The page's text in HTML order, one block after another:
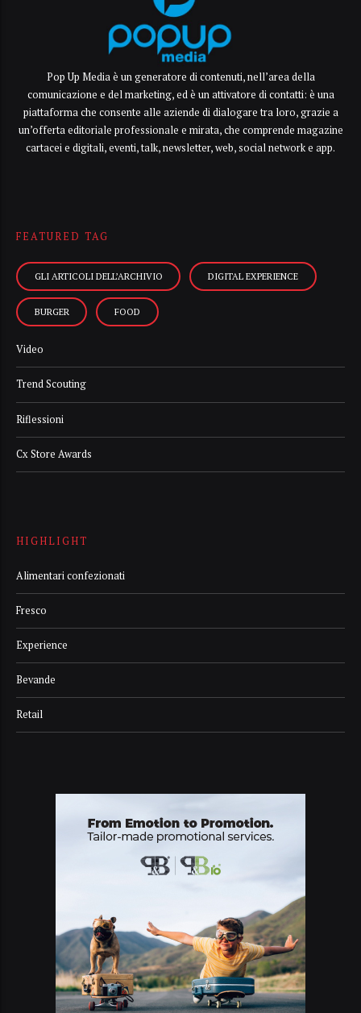
Pop Up Media è un generatore di contenuti, nell’area della
comunicazione e del marketing, ed è un attivatore di contatti: è una
piattaforma che consente alle aziende di dialogare tra loro, grazie a
un’offerta editoriale professionale e mirata, che comprende magazine
cartacei e digitali, eventi, talk, newsletter, web, social network e app.
FEATURED TAG
GLI ARTICOLI DELL’ARCHIVIO DIGITAL EXPERIENCE
BURGER FOOD
Video
Trend Scouting
Riflessioni
Cx Store Awards
HIGHLIGHT
Alimentari confezionati
Fresco
Experience
Bevande
Retail